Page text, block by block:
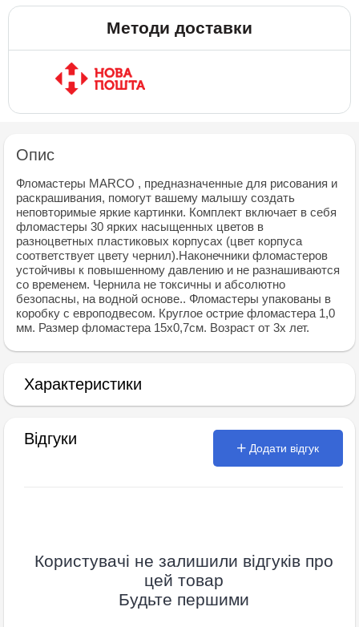
Методи доставки
Опис
Фломастеры MARCO , предназначенные для рисования и
раскрашивания, помогут вашему малышу создать
неповторимые яркие картинки. Комплект включает в себя
фломастеры 30 ярких насыщенных цветов в
разноцветных пластиковых корпусах (цвет корпуса
соответствует цвету чернил).Наконечники фломастеров
устойчивы к повышенному давлению и не разнашиваются
со временем. Чернила не токсичны и абсолютно
безопасны, на водной основе.. Фломастеры упакованы в
коробку с европодвесом. Круглое острие фломастера 1,0
мм. Размер фломастера 15х0,7см. Возраст от 3х лет.
Характеристики
Відгуки
Додати відгук
Користувачі не залишили відгуків про
цей товар
Будьте першими